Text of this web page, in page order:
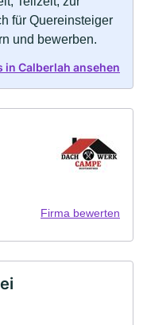
für Quereinsteiger
und bewerben.
in Calberlah ansehen
Firma bewerten